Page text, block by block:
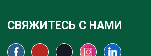
СВЯЖИТЕСЬ С НАМИ